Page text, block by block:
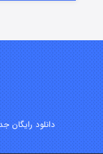
دانلود رایگان